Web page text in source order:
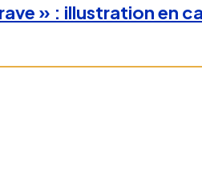
» : illustration en